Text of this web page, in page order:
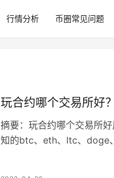
行情分析 币圈常见问题
玩合约哪个交易所好
摘要：玩合约哪个交易所
知的btc、eth、ltc、doge